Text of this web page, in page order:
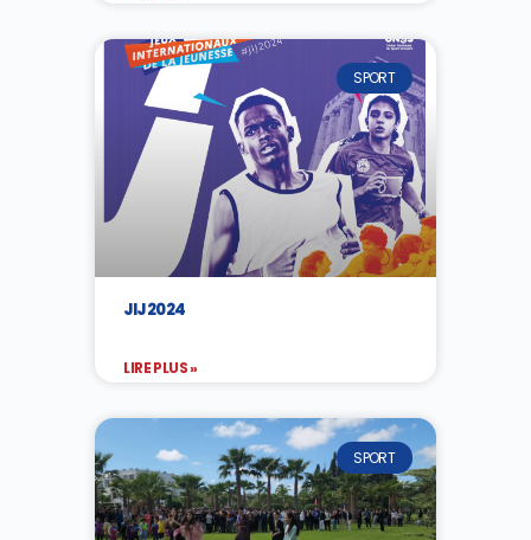
SPORT
JIJ 2024
LIRE PLUS »
SPORT